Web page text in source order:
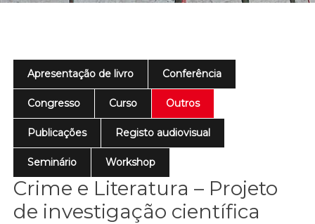
Apresentação de livro Conferência
Congresso Curso Outros
Publicações Registo audiovisual
Seminário Workshop
Crime e Literatura – Projeto
de investigação científica